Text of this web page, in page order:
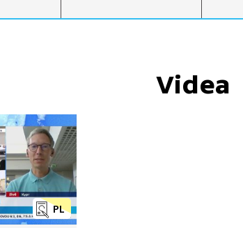
Videa
PL